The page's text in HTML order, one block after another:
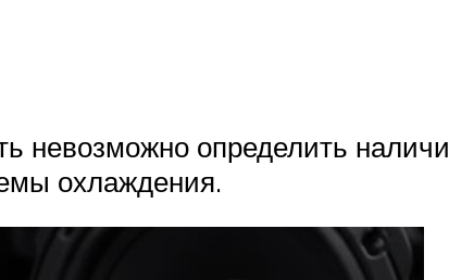
невозможно определить
охлаждения.